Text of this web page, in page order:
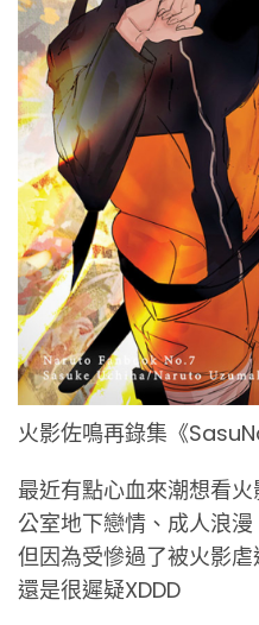
火影佐鳴再錄集《
最近有點心血來潮想看
公室地下戀情、成人浪
但因為受慘過了被火影
還是很遲疑XDDD